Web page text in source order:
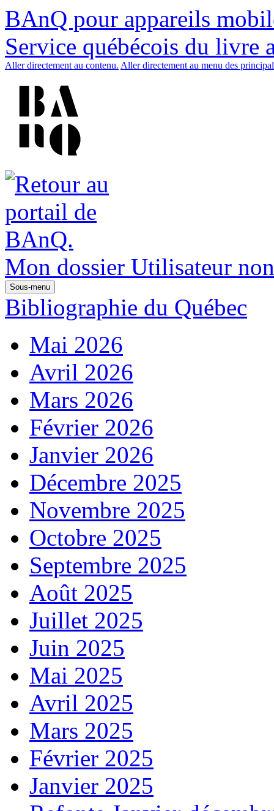
BAnQ pour appareils
Service québécois du livre
Aller directement au contenu. Aller directement au menu des
Mon dossier Utilisateur
Sous-menu
Bibliographie du Québec
Mai 2026
Avril 2026
Mars 2026
Février 2026
Janvier 2026
Décembre 2025
Novembre 2025
Octobre 2025
Septembre 2025
Août 2025
Juillet 2025
Juin 2025
Mai 2025
Avril 2025
Mars 2025
Février 2025
Janvier 2025